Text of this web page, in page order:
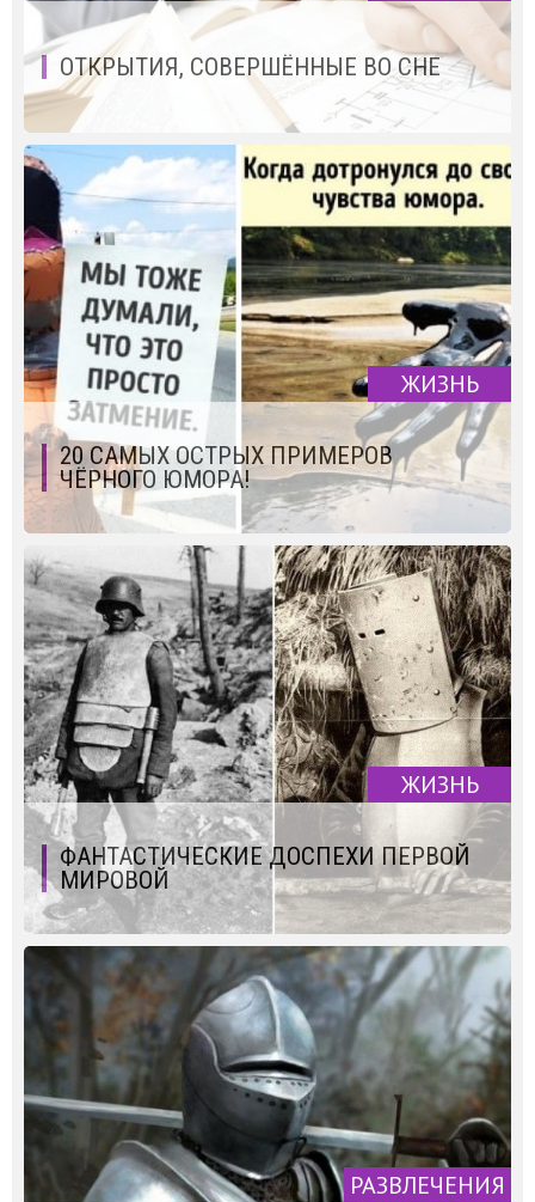
ОТКРЫТИЯ, СОВЕРШЁННЫЕ ВО СНЕ
ЖИЗНЬ
20 САМЫХ ОСТРЫХ ПРИМЕРОВ
ЧЁРНОГО ЮМОРА!
ЖИЗНЬ
ФАНТАСТИЧЕСКИЕ ДОСПЕХИ ПЕРВОЙ
МИРОВОЙ
РАЗВЛЕЧЕНИЯ